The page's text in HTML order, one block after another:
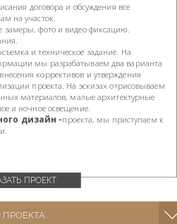
ПРОЕКТ
договора и обсуждения все
на участок.
фото и видео фиксацию.
и техническое задание. На
мы разрабатываем два варианта
коррективов и утверждения
проекта. На эскизах отрисовываем
материалов, малые архитектурные
и ночное освещение.
дизайн -проекта, мы приступаем к